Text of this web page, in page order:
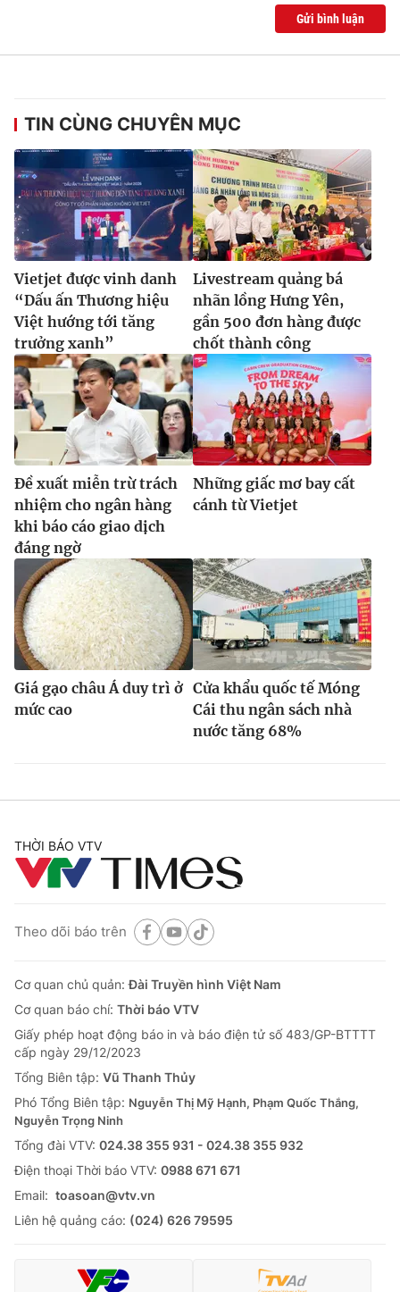
Gửi bình luận
TIN CÙNG CHUYÊN MỤC
Vietjet được vinh danh
“Dấu ấn Thương hiệu
Việt hướng tới tăng
trưởng xanh”
Livestream quảng bá
nhãn lồng Hưng Yên,
gần 500 đơn hàng được
chốt thành công
Đề xuất miễn trừ trách
nhiệm cho ngân hàng
khi báo cáo giao dịch
đáng ngờ
Những giấc mơ bay cất
cánh từ Vietjet
Giá gạo châu Á duy trì ở
mức cao
Cửa khẩu quốc tế Móng
Cái thu ngân sách nhà
nước tăng 68%
THỜI BÁO VTV
Theo dõi báo trên
Cơ quan chủ quản:Đài Truyền hình Việt Nam
Cơ quan báo chí: Thời báo VTV
Giấy phép hoạt động báo in và báo điện tử số 483/GP-BTTTT
cấp ngày 29/12/2023
Tổng Biên tập: Vũ Thanh Thủy
Phó Tổng Biên tập: Nguyễn Thị Mỹ Hạnh, Phạm Quốc Thắng,
Nguyễn Trọng Ninh
Tổng đài VTV: 024.38 355 931 - 024.38 355 932
Ðiện thoại Thời báo VTV: 0988 671 671
Email: toasoan@vtv.vn
Liên hệ quảng cáo: (024) 626 79595